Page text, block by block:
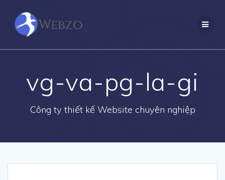
vg-va-pg-la-gi
Công ty thiết kế Website chuyên nghiệp